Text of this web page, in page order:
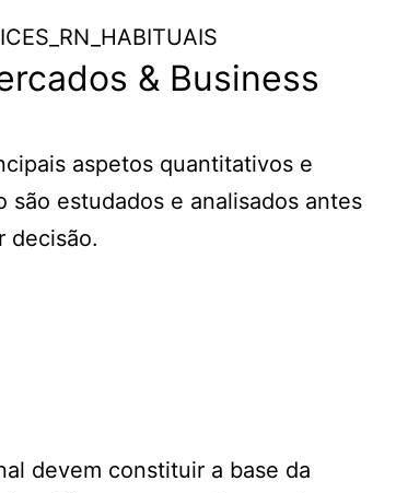
& Business
aspetos quantitativos e
são estudados e analisados antes
decisão.
devem constituir a base da